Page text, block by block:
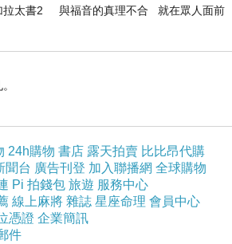
太書2 與福音的真理不合 就在眾人面前
24h購物 書店 露天拍賣 比比昂代購
聞台 廣告刊登 加入聯播網 全球購物
Pi 拍錢包 旅遊 服務中心
線上麻將 雜誌 星座命理 會員中心
憑證 企業簡訊
件